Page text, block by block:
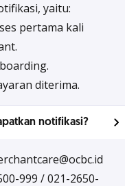
yaitu:
pertama kali
diterima.
notifikasi?
999 / 021-2650-